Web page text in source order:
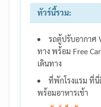
ทัวร์นี้รวม:
รถตู้ปรับอากาศ
ทาง พร้อม Free
เดินทาง
ที่พักโรงแรม ที่นี่
พร้อมอาหารเช้า